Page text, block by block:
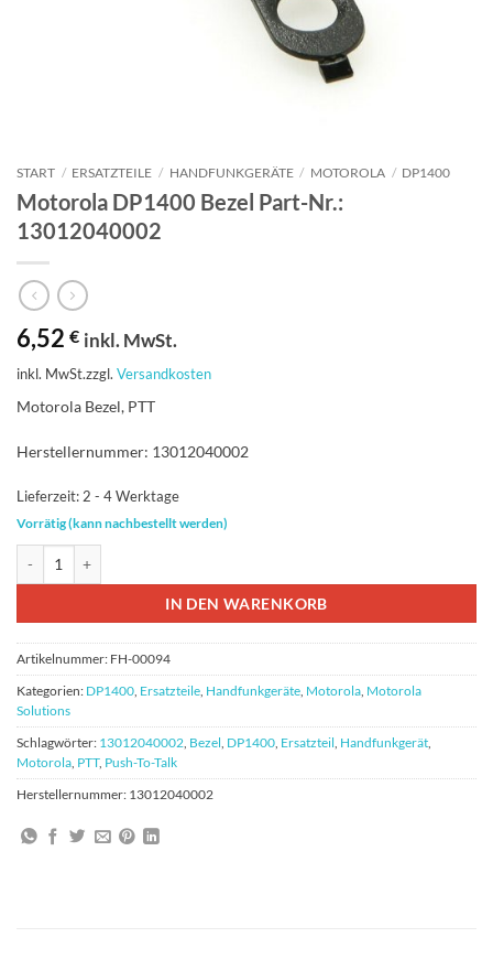
START / ERSATZTEILE / HANDFUNKGERÄTE / MOTOROLA / DP1400
Motorola DP1400 Bezel Part-Nr.:
13012040002
6,52 € inkl. MwSt.
inkl. MwSt.zzgl. Versandkosten
Motorola Bezel, PTT
Herstellernummer: 13012040002
Lieferzeit: 2 - 4 Werktage
Vorrätig (kann nachbestellt werden)
IN DEN WARENKORB
Artikelnummer: FH-00094
Kategorien: DP1400 Ersatzteile Handfunkgeräte Motorola Motorola
Solutions
Schlagwörter: 13012040002 Bezel DP1400 Ersatzteil Handfunkgerät
Motorola PTT, Push-To-Talk
Herstellernummer: 13012040002